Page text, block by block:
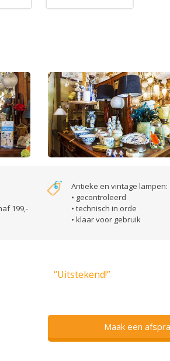
199,-
Antieke en vintage lampen:
• gecontroleerd
• technisch in orde
• klaar voor gebruik
“Uitstekend!”
Maak een